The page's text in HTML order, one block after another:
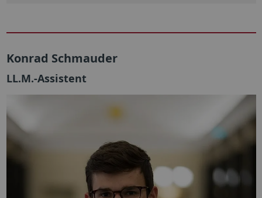
Konrad Schmauder
LL.M.-Assistent